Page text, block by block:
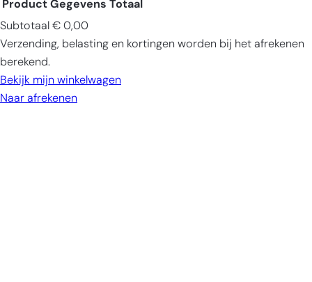
Producten
in
winkelwagen
Product Gegevens Totaal
Subtotaal € 0,00
Verzending, belasting en kortingen worden bij het afrekenen
berekend.
Bekijk mijn winkelwagen
Naar afrekenen